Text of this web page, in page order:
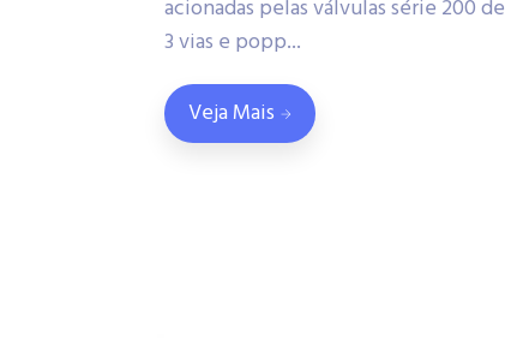
acionadas pelas válvulas série 200 de
3 vias e popp...
Veja Mais